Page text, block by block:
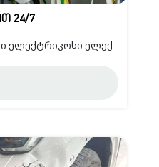
24/7
ელექტრიკოსი ელექ